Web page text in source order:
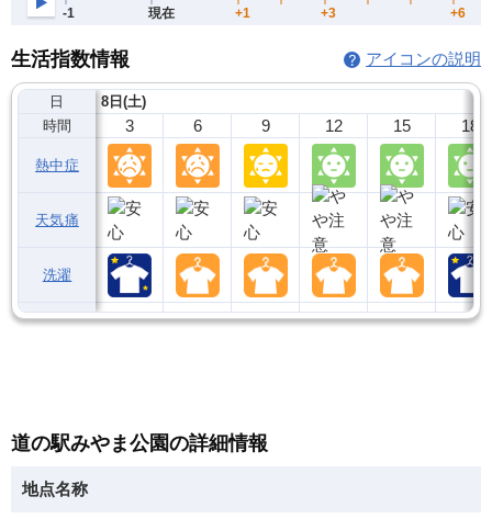
生活指数情報 アイコンの説明
日
時間
熱中症
天気痛
洗濯
8日(土)
3 6 9 12 15 18
道の駅みやま公園の詳細情報
地点名称